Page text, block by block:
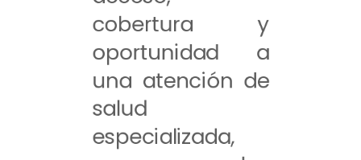
cobertura y
oportunidad a
una atención de
salud
especializada,